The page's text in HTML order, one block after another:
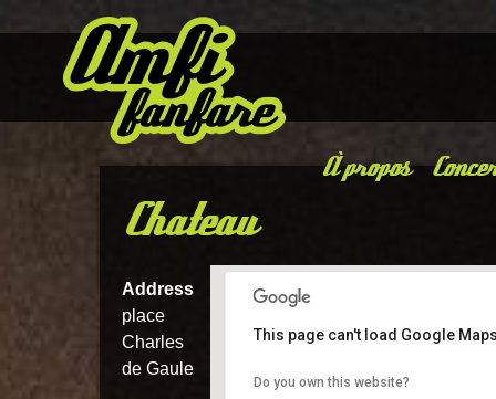
À propos
Chateau
This page can't load Google
Do you own this website?
Address
place
Charles
de Gaule